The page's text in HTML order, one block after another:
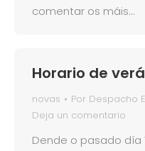
comentar os máis…
Horario de
novas Por Despacho
Deja un comentario
Dende o pasado día